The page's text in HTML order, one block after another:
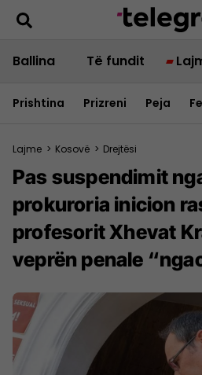
Ballina Të fundit
Prishtina Prizreni Peja
Lajme > Kosovë > Drejtësi
Pas suspendimit
prokuroria inicion
profesorit Xhevat
veprën penale